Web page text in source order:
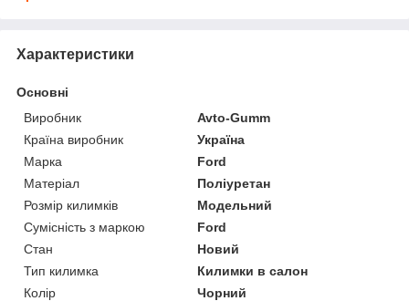
Характеристики
Основні
Виробник
Avto-Gumm
Країна виробник
Україна
Марка
Ford
Матеріал
Поліуретан
Розмір килимків
Модельний
Сумісність з маркою
Ford
Стан
Новий
Тип килимка
Килимки в салон
Колір
Чорний